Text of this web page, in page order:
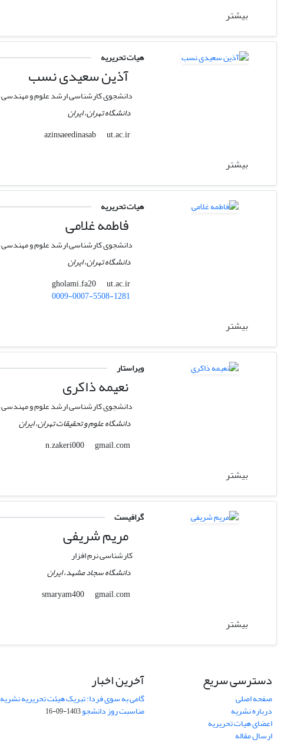
بیشتر
هیات تحریریه
آذین سعیدی نسب
دانشجوی کارشناسی ارشد علوم و
دانشگاه تهران، ایران
azinsaeedinasab
ut.ac.ir
بیشتر
هیات تحریریه
فاطمه غلامی
دانشجوی کارشناسی ارشد علوم و
دانشگاه تهران، ایران
gholami.fa20
ut.ac.ir
0009-0007-5508-1281
بیشتر
ویراستار
نعیمه ذاکری
دانشجوی کارشناسی ارشد علوم و
دانشگاه علوم و تحقیقات تهران، ایران
n.zakeri000
gmail.com
بیشتر
گرافیست
مریم شریفی
کارشناسی نرم افزار
دانشگاه سجاد مشهد، ایران
smaryam400
gmail.com
بیشتر
دسترسی سریع
صفحه اصلی
درباره نشریه
اعضای هیات تحریریه
ارسال مقاله
آخرین اخبار
گامی به سوی فردا: تبریک هیئت تحریریه
مناسبت روز دانشجو1403-09-16